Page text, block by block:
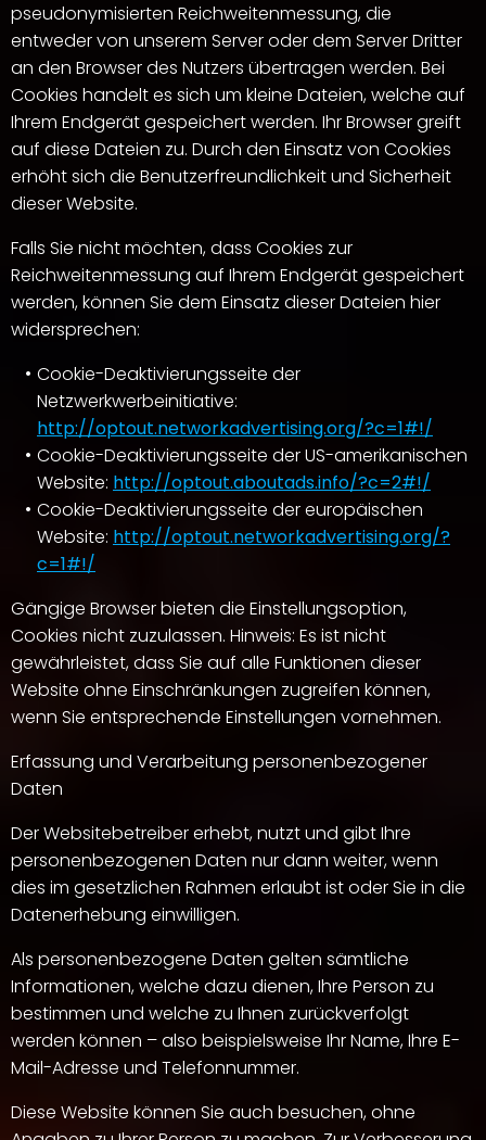
pseudonymisierten Reichweitenmessung, die
entweder von unserem Server oder dem Server Dritter
an den Browser des Nutzers übertragen werden. Bei
Cookies handelt es sich um kleine Dateien, welche auf
Ihrem Endgerät gespeichert werden. Ihr Browser greift
auf diese Dateien zu. Durch den Einsatz von Cookies
erhöht sich die Benutzerfreundlichkeit und Sicherheit
dieser Website.
Falls Sie nicht möchten, dass Cookies zur
Reichweitenmessung auf Ihrem Endgerät gespeichert
werden, können Sie dem Einsatz dieser Dateien hier
widersprechen:
Cookie-Deaktivierungsseite der
Netzwerkwerbeinitiative:
http://optout.networkadvertising.org/?c=1#!/
Cookie-Deaktivierungsseite der US-amerikanischen
Website: http://optout.aboutads.info/?c=2#!/
Cookie-Deaktivierungsseite der europäischen
Website: http://optout.networkadvertising.org/?
c=1#!/
Gängige Browser bieten die Einstellungsoption,
Cookies nicht zuzulassen. Hinweis: Es ist nicht
gewährleistet, dass Sie auf alle Funktionen dieser
Website ohne Einschränkungen zugreifen können,
wenn Sie entsprechende Einstellungen vornehmen.
Erfassung und Verarbeitung personenbezogener
Daten
Der Websitebetreiber erhebt, nutzt und gibt Ihre
personenbezogenen Daten nur dann weiter, wenn
dies im gesetzlichen Rahmen erlaubt ist oder Sie in die
Datenerhebung einwilligen.
Als personenbezogene Daten gelten sämtliche
Informationen, welche dazu dienen, Ihre Person zu
bestimmen und welche zu Ihnen zurückverfolgt
werden können – also beispielsweise Ihr Name, Ihre E-
Mail-Adresse und Telefonnummer.
Diese Website können Sie auch besuchen, ohne